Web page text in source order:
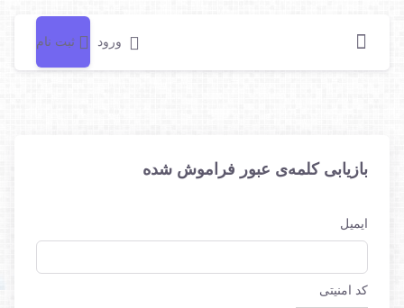
ورود ثبت نام
بازیابی کلمه‌ی عبور فراموش شده
ایمیل
کد امنیتی